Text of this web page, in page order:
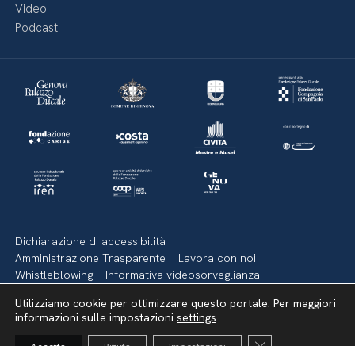
Video
Podcast
Dichiarazione di accessibilità
Amministrazione Trasparente
Lavora con noi
Whistleblowing
Informativa videosorveglianza
Mappa del sito
Utilizziamo cookie per ottimizzare questo portale. Per maggiori
informazioni sulle impostazioni settings